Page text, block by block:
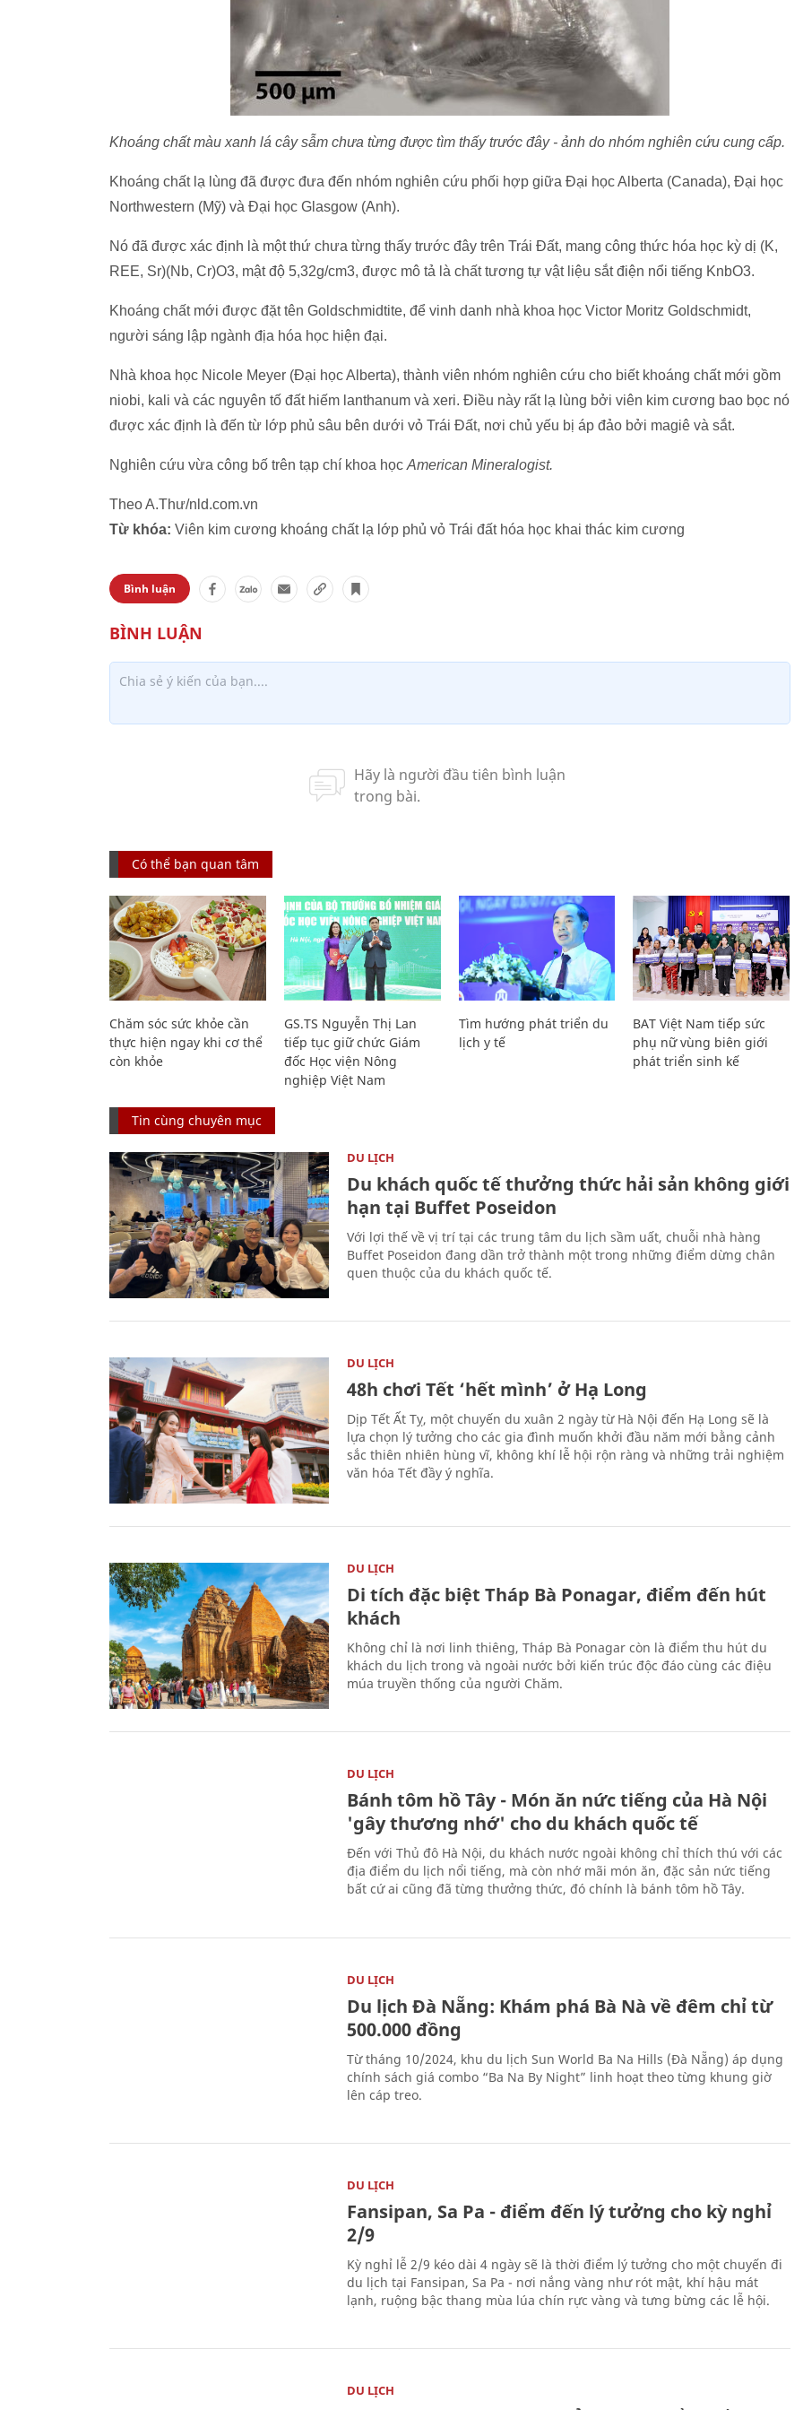
Khoáng chất màu xanh lá cây sẫm chưa từng được tìm thấy trước đây - ảnh do nhóm nghiên cứu cung cấp.
Khoáng chất lạ lùng đã được đưa đến nhóm nghiên cứu phối hợp giữa Đại học Alberta (Canada), Đại học
Northwestern (Mỹ) và Đại học Glasgow (Anh).
Nó đã được xác định là một thứ chưa từng thấy trước đây trên Trái Đất, mang công thức hóa học kỳ dị (K,
REE, Sr)(Nb, Cr)O3, mật độ 5,32g/cm3, được mô tả là chất tương tự vật liệu sắt điện nổi tiếng KnbO3.
Khoáng chất mới được đặt tên Goldschmidtite, để vinh danh nhà khoa học Victor Moritz Goldschmidt,
người sáng lập ngành địa hóa học hiện đại.
Nhà khoa học Nicole Meyer (Đại học Alberta), thành viên nhóm nghiên cứu cho biết khoáng chất mới gồm
niobi, kali và các nguyên tố đất hiếm lanthanum và xeri. Điều này rất lạ lùng bởi viên kim cương bao bọc nó
được xác định là đến từ lớp phủ sâu bên dưới vỏ Trái Đất, nơi chủ yếu bị áp đảo bởi magiê và sắt.
Nghiên cứu vừa công bố trên tạp chí khoa học American Mineralogist.
Theo A.Thư/nld.com.vn
Từ khóa: Viên kim cương khoáng chất lạ lớp phủ vỏ Trái đất hóa học khai thác kim cương
Bình luận
Có thể bạn quan tâm
Chăm sóc sức khỏe cần
thực hiện ngay khi cơ thể
còn khỏe
GS.TS Nguyễn Thị Lan
tiếp tục giữ chức Giám
đốc Học viện Nông
nghiệp Việt Nam
Tìm hướng phát triển du
lịch y tế
BAT Việt Nam tiếp sức
phụ nữ vùng biên giới
phát triển sinh kế
Tin cùng chuyên mục
DU LỊCH
Du khách quốc tế thưởng thức hải sản không giới
hạn tại Buffet Poseidon
Với lợi thế về vị trí tại các trung tâm du lịch sầm uất, chuỗi nhà hàng
Buffet Poseidon đang dần trở thành một trong những điểm dừng chân
quen thuộc của du khách quốc tế.
DU LỊCH
48h chơi Tết ‘hết mình’ ở Hạ Long
Dịp Tết Ất Tỵ, một chuyến du xuân 2 ngày từ Hà Nội đến Hạ Long sẽ là
lựa chọn lý tưởng cho các gia đình muốn khởi đầu năm mới bằng cảnh
sắc thiên nhiên hùng vĩ, không khí lễ hội rộn ràng và những trải nghiệm
văn hóa Tết đầy ý nghĩa.
DU LỊCH
Di tích đặc biệt Tháp Bà Ponagar, điểm đến hút
khách
Không chỉ là nơi linh thiêng, Tháp Bà Ponagar còn là điểm thu hút du
khách du lịch trong và ngoài nước bởi kiến trúc độc đáo cùng các điệu
múa truyền thống của người Chăm.
DU LỊCH
Bánh tôm hồ Tây - Món ăn nức tiếng của Hà Nội
'gây thương nhớ' cho du khách quốc tế
Đến với Thủ đô Hà Nội, du khách nước ngoài không chỉ thích thú với các
địa điểm du lịch nổi tiếng, mà còn nhớ mãi món ăn, đặc sản nức tiếng
bất cứ ai cũng đã từng thưởng thức, đó chính là bánh tôm hồ Tây.
DU LỊCH
Du lịch Đà Nẵng: Khám phá Bà Nà về đêm chỉ từ
500.000 đồng
Từ tháng 10/2024, khu du lịch Sun World Ba Na Hills (Đà Nẵng) áp dụng
chính sách giá combo “Ba Na By Night” linh hoạt theo từng khung giờ
lên cáp treo.
DU LỊCH
Fansipan, Sa Pa - điểm đến lý tưởng cho kỳ nghỉ
2/9
Kỳ nghỉ lễ 2/9 kéo dài 4 ngày sẽ là thời điểm lý tưởng cho một chuyến đi
du lịch tại Fansipan, Sa Pa - nơi nắng vàng như rót mật, khí hậu mát
lạnh, ruộng bậc thang mùa lúa chín rực vàng và tưng bừng các lễ hội.
DU LỊCH